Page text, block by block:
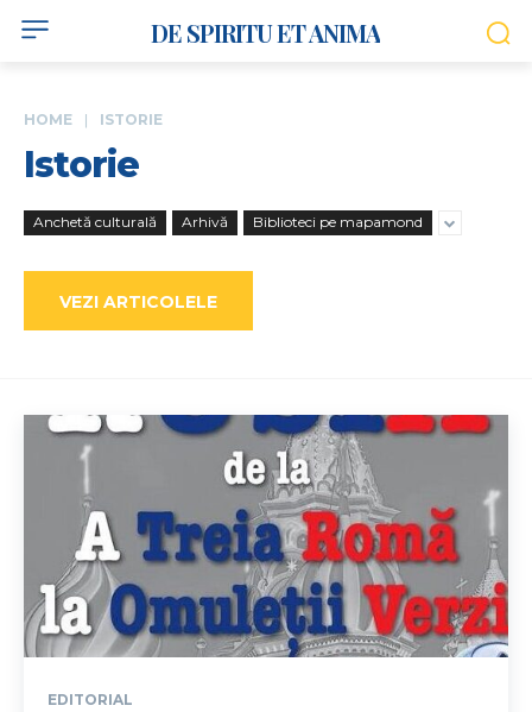
DE SPIRITU ET ANIMA
HOME ISTORIE
Istorie
Anchetă culturală Arhivă Biblioteci pe mapamond
VEZI ARTICOLELE
EDITORIAL